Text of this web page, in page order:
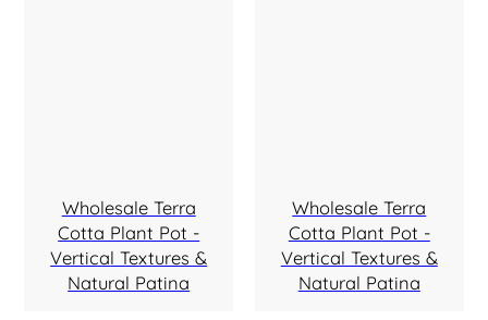
Wholesale Terra
Cotta Plant Pot -
Vertical Textures &
Natural Patina
Wholesale Terra
Cotta Plant Pot -
Vertical Textures &
Natural Patina